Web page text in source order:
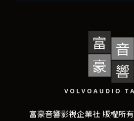
富豪音響影視企業社 版權所有